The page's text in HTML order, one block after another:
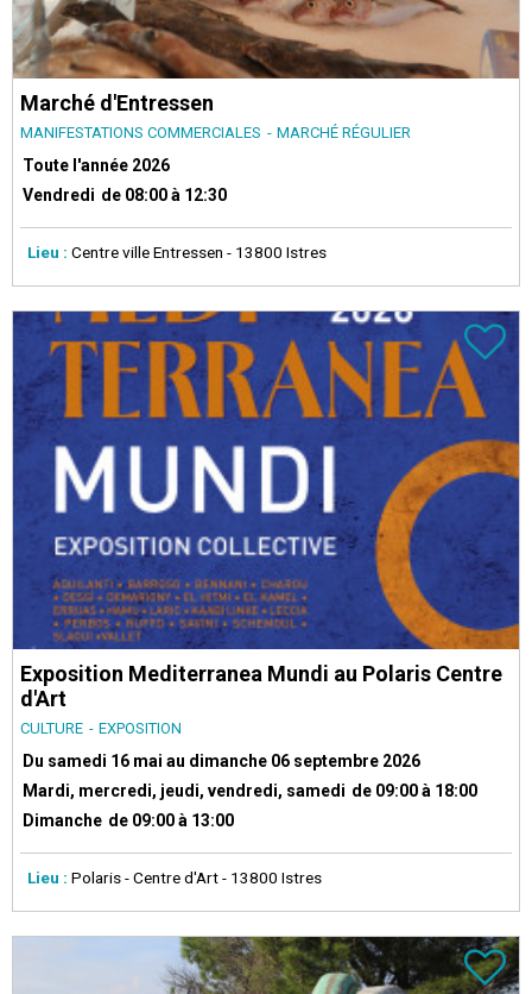
Marché d'Entressen
MANIFESTATIONS COMMERCIALES MARCHÉ RÉGULIER
Toute l'année 2026
Vendredi de 08:00 à 12:30
Lieu : Centre ville Entressen - 13800 Istres
Exposition Mediterranea Mundi au Polaris Centre
d'Art
CULTURE EXPOSITION
Du samedi 16 mai au dimanche 06 septembre 2026
Mardi, mercredi, jeudi, vendredi, samedi de 09:00 à 18:00
Dimanche de 09:00 à 13:00
Lieu : Polaris - Centre d'Art- 13800 Istres